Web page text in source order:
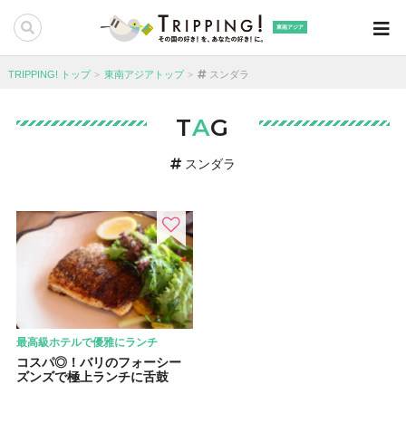
東南アジア
TRIPPING! トップ 東南アジアトップ スンダラ
TAG
スンダラ
最高級ホテルで優雅にランチ
コスパ◎！バリのフォーシー
ズンズで極上ランチに舌鼓